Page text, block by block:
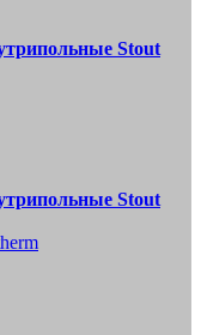
Stout
Stout